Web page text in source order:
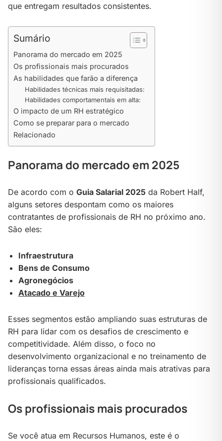
que entregam resultados consistentes.
Sumário
Panorama do mercado em 2025
Os profissionais mais procurados
As habilidades que farão a diferença
Habilidades técnicas mais requisitadas:
Habilidades comportamentais em alta:
O impacto de um RH estratégico
Como se preparar para o mercado
Relacionado
Panorama do mercado em 2025
De acordo com o Guia Salarial 2025 da Robert Half,
alguns setores despontam como os maiores
contratantes de profissionais de RH no próximo ano.
São eles:
Infraestrutura
Bens de Consumo
Agronegócios
Atacado e Varejo
Esses segmentos estão ampliando suas estruturas de
RH para lidar com os desafios de crescimento e
competitividade. Além disso, o foco no
desenvolvimento organizacional e no treinamento de
lideranças torna essas áreas ainda mais atrativas para
profissionais qualificados.
Os profissionais mais procurados
Se você atua em Recursos Humanos, este é o